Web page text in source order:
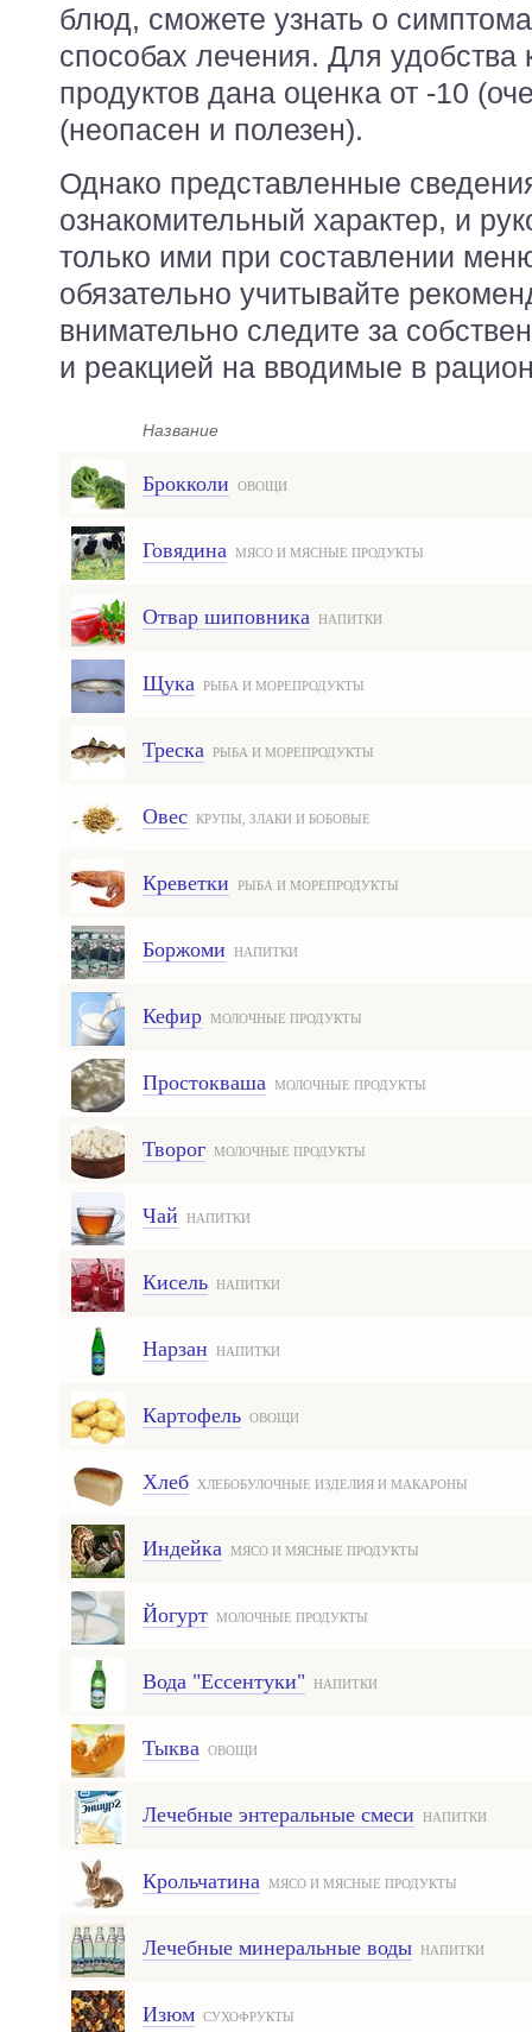
блюд, сможете узнать о
способах лечения. Для удобства
продуктов дана оценка от -10
(неопасен и полезен).
Однако представленные
ознакомительный характер, и
только ими при составлении
обязательно учитывайте
внимательно следите за
и реакцией на вводимые в
Название
Брокколи ОВОЩИ
Говядина МЯСО И МЯСНЫЕ ПРОДУКТЫ
Отвар шиповника НАПИТКИ
Щука РЫБА И МОРЕПРОДУКТЫ
Треска РЫБА И МОРЕПРОДУКТЫ
Овес КРУПЫ, ЗЛАКИ И БОБОВЫЕ
Креветки РЫБА И МОРЕПРОДУКТЫ
Боржоми НАПИТКИ
Кефир МОЛОЧНЫЕ ПРОДУКТЫ
Простокваша МОЛОЧНЫЕ ПРОДУКТЫ
Творог МОЛОЧНЫЕ ПРОДУКТЫ
Чай НАПИТКИ
Кисель НАПИТКИ
Нарзан НАПИТКИ
Картофель ОВОЩИ
Хлеб ХЛЕБОБУЛОЧНЫЕ ИЗДЕЛИЯ И МАКАРОНЫ
Индейка МЯСО И МЯСНЫЕ ПРОДУКТЫ
Йогурт МОЛОЧНЫЕ ПРОДУКТЫ
Вода "Ессентуки" НАПИТКИ
Тыква ОВОЩИ
Лечебные энтеральные смеси НАПИТКИ
Крольчатина МЯСО И МЯСНЫЕ ПРОДУКТЫ
Лечебные минеральные воды НАПИТКИ
Изюм СУХОФРУКТЫ